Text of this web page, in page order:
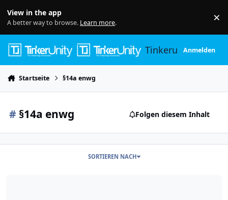
View in the app
A better way to browse. Learn more. ×
TinkerunityAnmelden
Startseite §14a enwg
# §14a enwg Folgen diesem Inhalt
SORTIEREN NACH